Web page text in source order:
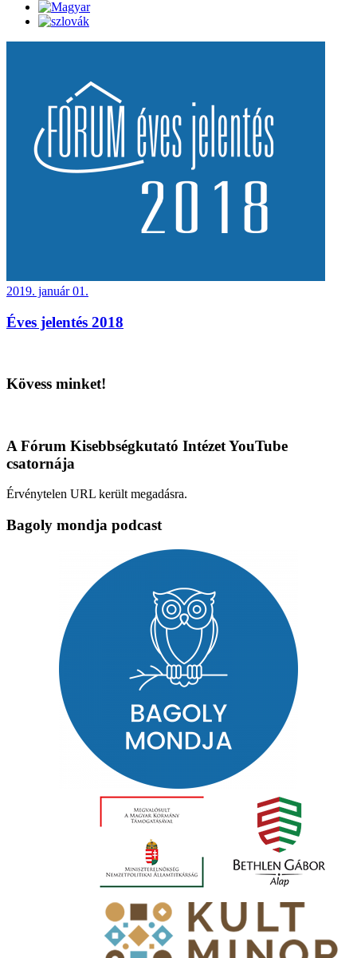
2019. január 01.
Éves jelentés 2018
Kövess minket!
A Fórum Kisebbségkutató Intézet YouTube
csatornája
Érvénytelen URL került megadásra.
Bagoly mondja podcast